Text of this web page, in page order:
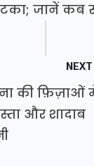
जानें कब
NEXT
की फ़िज़ाओं
और शादाब